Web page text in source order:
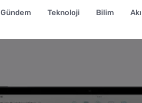
Gündem Teknoloji Bilim